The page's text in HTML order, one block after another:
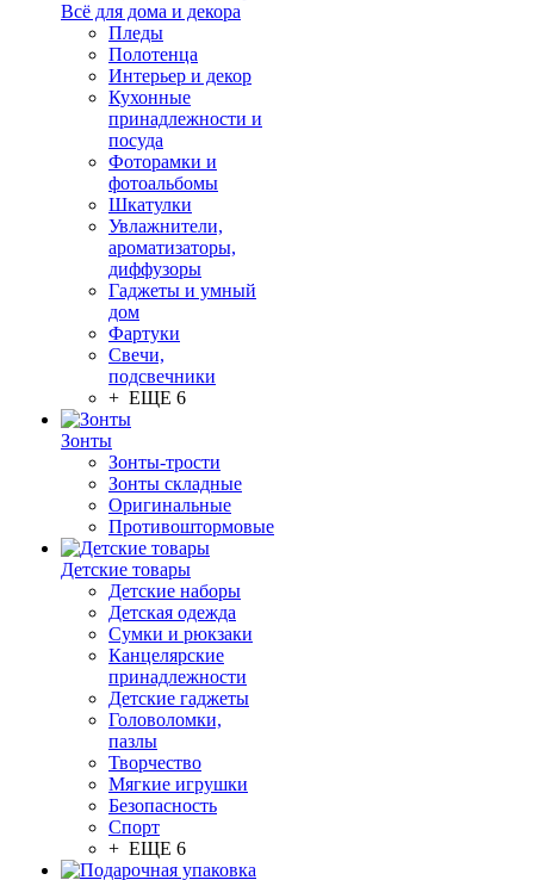
Всё для дома и декора
Пледы
Полотенца
Интерьер и декор
Кухонные
принадлежности и
посуда
Фоторамки и
фотоальбомы
Шкатулки
Увлажнители,
ароматизаторы,
диффузоры
Гаджеты и умный
дом
Фартуки
Свечи,
подсвечники
+ ЕЩЕ 6
Зонты
Зонты-трости
Зонты складные
Оригинальные
Противоштормовые
Детские товары
Детские наборы
Детская одежда
Сумки и рюкзаки
Канцелярские
принадлежности
Детские гаджеты
Головоломки,
пазлы
Творчество
Мягкие игрушки
Безопасность
Спорт
+ ЕЩЕ 6